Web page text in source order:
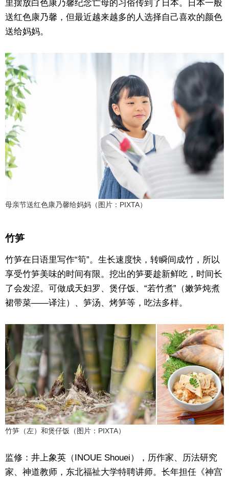
里摆放白色康乃馨纪念亡母的习俗传到了日本。日本一般
送红色康乃馨，但最近越来越多的人选择自己喜欢的颜色
送给妈妈。
母亲节送红色康乃馨给妈妈（图片：PIXTA）
竹笋
竹笋在日语里写作“筍”。生长速度快，转瞬间成竹，所以
享受竹笋美味的时间有限。挖出的笋要趁新鲜吃，时间长
了会发涩。可做成天妇罗、煲仔饭、“若竹煮”（嫩笋炖煮
裙带菜——译注）、笋汤、烤笋等，吃法多样。
竹笋（左）和煲仔饭（图片：PIXTA）
监修：井上象英（INOUE Shouei），历作家、历法研究
家、神道教师，东北福祉大学特聘讲师。长年担任《神宫